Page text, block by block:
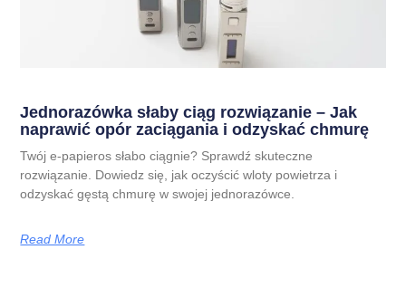
Jednorazówka słaby ciąg rozwiązanie – Jak
naprawić opór zaciągania i odzyskać chmurę
Twój e-papieros słabo ciągnie? Sprawdź skuteczne
rozwiązanie. Dowiedz się, jak oczyścić wloty powietrza i
odzyskać gęstą chmurę w swojej jednorazówce.
Read More